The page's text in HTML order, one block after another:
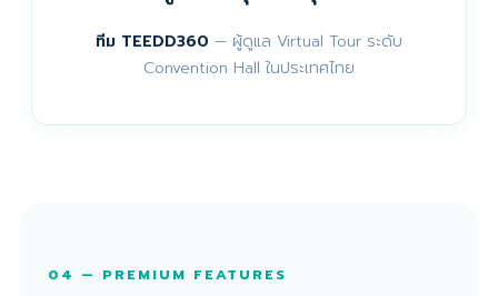
ทีม TEEDD360 — ผู้ดูแล Virtual Tour ระดับ
Convention Hall ในประเทศไทย
04 — PREMIUM FEATURES